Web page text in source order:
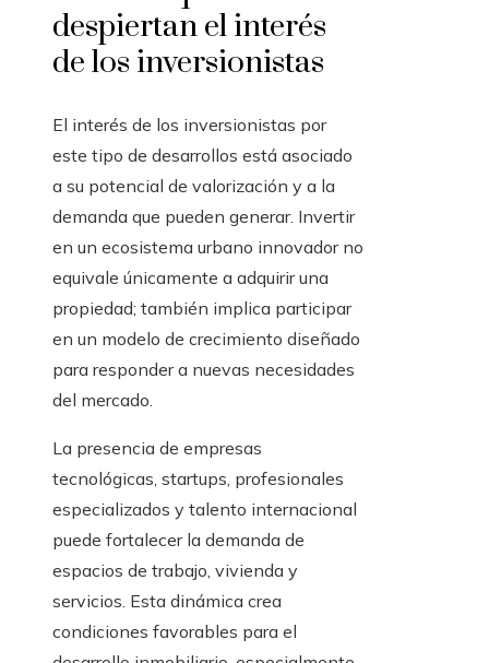
despiertan el interés
de los inversionistas
El interés de los inversionistas por
este tipo de desarrollos está asociado
a su potencial de valorización y a la
demanda que pueden generar. Invertir
en un ecosistema urbano innovador no
equivale únicamente a adquirir una
propiedad; también implica participar
en un modelo de crecimiento diseñado
para responder a nuevas necesidades
del mercado.
La presencia de empresas
tecnológicas, startups, profesionales
especializados y talento internacional
puede fortalecer la demanda de
espacios de trabajo, vivienda y
servicios. Esta dinámica crea
condiciones favorables para el